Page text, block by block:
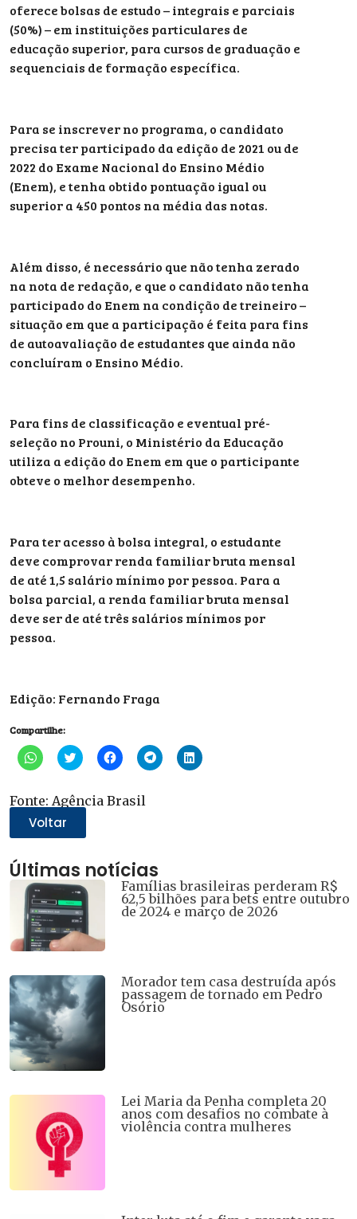
oferece bolsas de estudo – integrais e parciais
(50%) – em instituições particulares de
educação superior, para cursos de graduação e
sequenciais de formação específica.
Para se inscrever no programa, o candidato
precisa ter participado da edição de 2021 ou de
2022 do Exame Nacional do Ensino Médio
(Enem), e tenha obtido pontuação igual ou
superior a 450 pontos na média das notas.
Além disso, é necessário que não tenha zerado
na nota de redação, e que o candidato não tenha
participado do Enem na condição de treineiro –
situação em que a participação é feita para fins
de autoavaliação de estudantes que ainda não
concluíram o Ensino Médio.
Para fins de classificação e eventual pré-
seleção no Prouni, o Ministério da Educação
utiliza a edição do Enem em que o participante
obteve o melhor desempenho.
Para ter acesso à bolsa integral, o estudante
deve comprovar renda familiar bruta mensal
de até 1,5 salário mínimo por pessoa. Para a
bolsa parcial, a renda familiar bruta mensal
deve ser de até três salários mínimos por
pessoa.
Edição: Fernando Fraga
Compartilhe:
Clique
para
WhatsApp(abre
em
nova
janela)
Clique
para
Twitter(abre
em
Clique
para
Facebook(abre
em
Clique
para
Clique
para
Fonte: Agência Brasil
Voltar
Últimas notícias
Famílias brasileiras perderam R$
62,5 bilhões para bets entre outubro
de 2024 e março de 2026
Morador tem casa destruída após
passagem de tornado em Pedro
Osório
Lei Maria da Penha completa 20
anos com desafios no combate à
violência contra mulheres